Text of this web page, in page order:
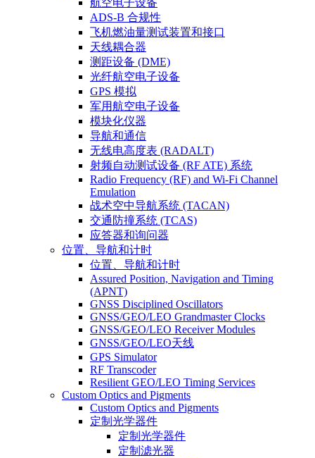
航空电子设备
ADS-B 合规性
飞机燃油量测试装置和接口
天线耦合器
测距设备 (DME)
光纤航空电子设备
GPS 模拟
军用航空电子设备
模块化仪器
导航和通信
无线电高度表 (RADALT)
射频自动测试设备 (RF ATE) 系统
Radio Frequency (RF) and Wi-Fi Channel
Emulation
战术空中导航系统 (TACAN)
交通防撞系统 (TCAS)
应答器和询问器
位置、导航和计时
位置、导航和计时
Assured Position, Navigation and Timing
(APNT)
GNSS Disciplined Oscillators
GNSS/GEO/LEO Grandmaster Clocks
GNSS/GEO/LEO Receiver Modules
GNSS/GEO/LEO天线
GPS Simulator
RF Transcoder
Resilient GEO/LEO Timing Services
Custom Optics and Pigments
Custom Optics and Pigments
定制光学器件
定制光学器件
定制滤光器